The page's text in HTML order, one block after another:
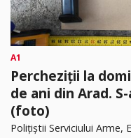
A1
Percheziții la
de ani din Arad.
(foto)
Polițiștii Serviciului Arme,